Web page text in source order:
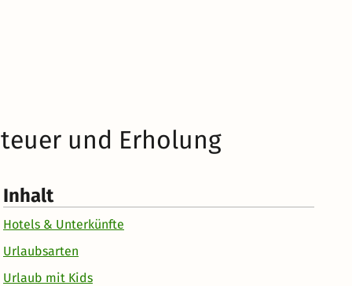
und Erholung
Inhalt
Hotels & Unterkünfte
Urlaubsarten
Urlaub mit Kids